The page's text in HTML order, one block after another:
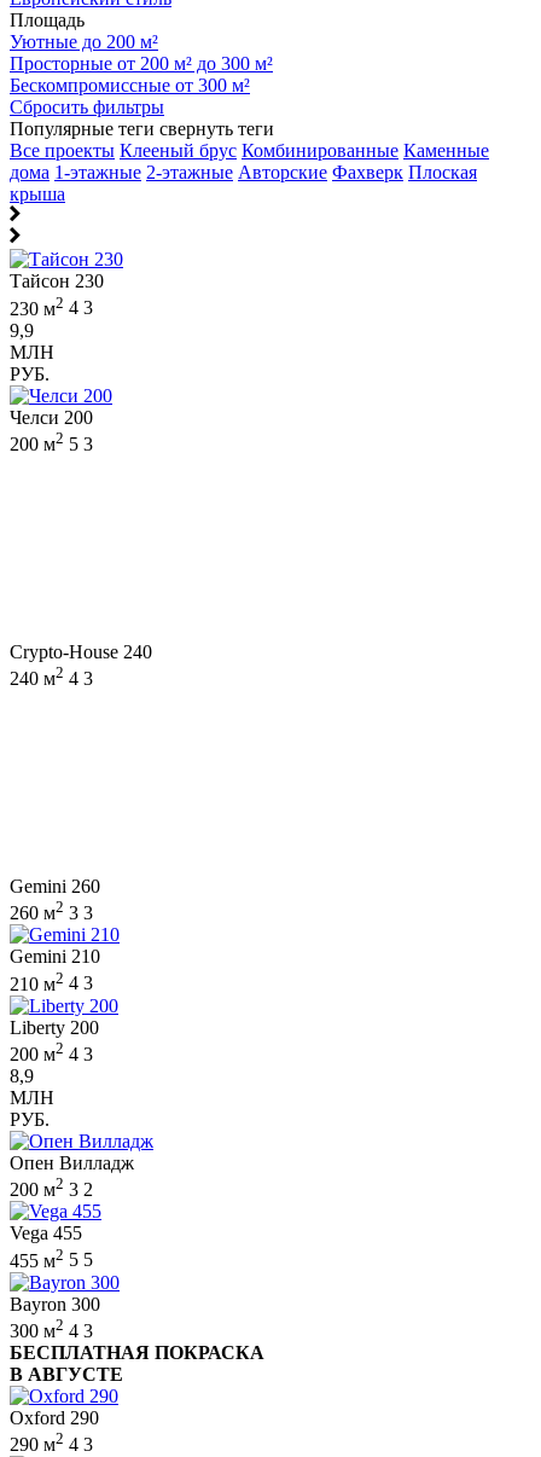
Площадь
Уютные до 200 м²
Просторные от 200 м² до 300 м²
Бескомпромиссные от 300 м²
Сбросить фильтры
Популярные теги свернуть теги
Все проекты Клееный брус Комбинированные Каменные
дома 1-этажные 2-этажные Авторские Фахверк Плоская
крыша
Тайсон 230
230 м2 4 3
9,9
МЛН
РУБ.
Челси 200
200 м2 5 3
Crypto-House 240
240 м2 4 3
Gemini 260
260 м2 3 3
Gemini 210
210 м2 4 3
Liberty 200
200 м2 4 3
8,9
МЛН
РУБ.
Опен Вилладж
200 м2 3 2
Vega 455
455 м2 5 5
Bayron 300
300 м2 4 3
БЕСПЛАТНАЯ ПОКРАСКА
В АВГУСТЕ
Oxford 290
290 м2 4 3